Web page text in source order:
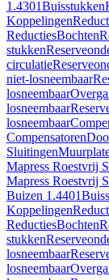
1.4301Buisstukken
Koppelingen
ReductiesBochten
stukken
circulatie
niet-losneembaar
losneembaar
losneembaar
losneembaar
Compensatoren
Sluitingen
Mapress Roestvrij
Mapress Roestvrij
Buizen 1.4401
Koppelingen
ReductiesBochten
stukken
losneembaar
losneembaar